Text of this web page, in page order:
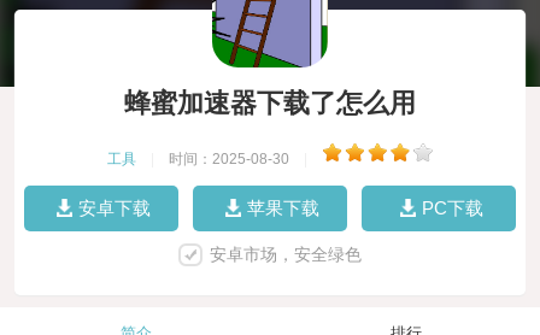
蜂蜜加速器下载了怎么用
工具 时间：2025-08-30
安卓下载 苹果下载 PC下载
安卓市场，安全绿色